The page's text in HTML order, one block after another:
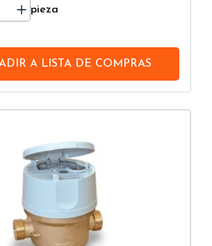
pieza
ALISTA DE COMPRAS